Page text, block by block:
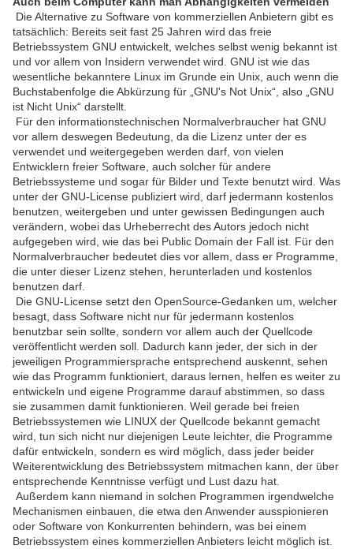
Die Alternative zu Software von kommerziellen Anbietern gibt es
tatsächlich: Bereits seit fast 25 Jahren wird das freie
Betriebssystem GNU entwickelt, welches selbst wenig bekannt ist
und vor allem von Insidern verwendet wird. GNU ist wie das
wesentliche bekanntere Linux im Grunde ein Unix, auch wenn die
Buchstabenfolge die Abkürzung für „GNU's Not Unix“, also „GNU
ist Nicht Unix“ darstellt.
Für den informationstechnischen Normalverbraucher hat GNU
vor allem deswegen Bedeutung, da die Lizenz unter der es
verwendet und weitergegeben werden darf, von vielen
Entwicklern freier Software, auch solcher für andere
Betriebssysteme und sogar für Bilder und Texte benutzt wird. Was
unter der GNU-License publiziert wird, darf jedermann kostenlos
benutzen, weitergeben und unter gewissen Bedingungen auch
verändern, wobei das Urheberrecht des Autors jedoch nicht
aufgegeben wird, wie das bei Public Domain der Fall ist. Für den
Normalverbraucher bedeutet dies vor allem, dass er Programme,
die unter dieser Lizenz stehen, herunterladen und kostenlos
benutzen darf.
Die GNU-License setzt den OpenSource-Gedanken um, welcher
besagt, dass Software nicht nur für jedermann kostenlos
benutzbar sein sollte, sondern vor allem auch der Quellcode
veröffentlicht werden soll. Dadurch kann jeder, der sich in der
jeweiligen Programmiersprache entsprechend auskennt, sehen
wie das Programm funktioniert, daraus lernen, helfen es weiter zu
entwickeln und eigene Programme darauf abstimmen, so dass
sie zusammen damit funktionieren. Weil gerade bei freien
Betriebssystemen wie LINUX der Quellcode bekannt gemacht
wird, tun sich nicht nur diejenigen Leute leichter, die Programme
dafür entwickeln, sondern es wird möglich, dass jeder beider
Weiterentwicklung des Betriebssystem mitmachen kann, der über
entsprechende Kenntnisse verfügt und Lust dazu hat.
Außerdem kann niemand in solchen Programmen irgendwelche
Mechanismen einbauen, die etwa den Anwender ausspionieren
oder Software von Konkurrenten behindern, was bei einem
Betriebssystem eines kommerziellen Anbieters leicht möglich ist.